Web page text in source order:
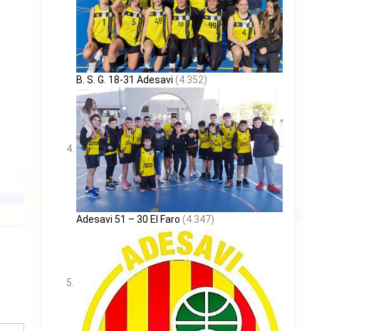
B. S. G. 18-31 Adesavi (4.352)
Adesavi 51 – 30 El Faro (4.347)